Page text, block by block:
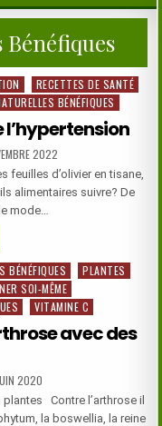
RECETTES DE SANTÉ
BÉNÉFIQUES
2022
feuilles d’olivier en tisane,
alimentaires suivre? De
mode…
BÉNÉFIQUES
PLANTES
SOI-MÊME
VITAMINE C
avec des
2020
Contre l’arthrose il
la boswellia, la reine